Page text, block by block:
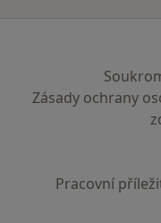
Zásady ochrany
Pracovní